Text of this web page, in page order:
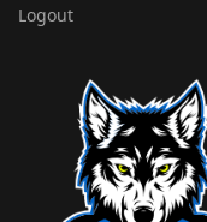
Logout